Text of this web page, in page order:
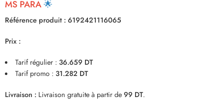
MS PARA🌟
Référence produit : 6192421116065
Prix :
Tarif régulier : 36.659 DT
Tarif promo : 31.282 DT
Livraison : Livraison gratuite à partir de99 DT.